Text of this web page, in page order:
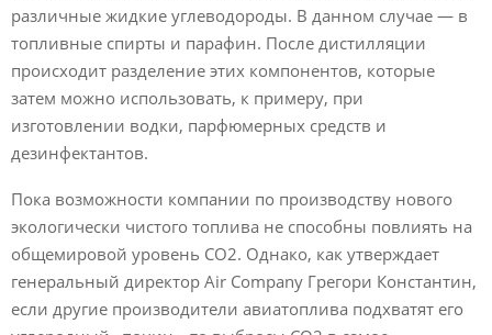
различные жидкие углеводороды. В данном случае — в
топливные спирты и парафин. После дистилляции
происходит разделение этих компонентов, которые
затем можно использовать, к примеру, при
изготовлении водки, парфюмерных средств и
дезинфектантов.
Пока возможности компании по производству нового
экологически чистого топлива не способны повлиять на
общемировой уровень СО2. Однако, как утверждает
генеральный директор Air Company Грегори Константин,
если другие производители авиатоплива подхватят его